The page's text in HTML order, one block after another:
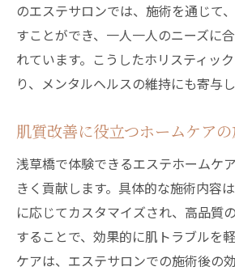
のエステサロンでは、施術を通じて
すことができ、一人一人のニーズに
れています。こうしたホリスティッ
り、メンタルヘルスの維持にも寄与し
肌質改善に役立つホームケア
浅草橋で体験できるエステホームケ
きく貢献します。具体的な施術内容
に応じてカスタマイズされ、高品質
することで、効果的に肌トラブルを
ケアは、エステサロンでの施術後の